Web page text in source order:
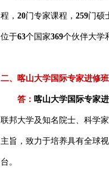
程， 20门专家课程， 259门硕
位于63个国家369个伙伴大学
二、喀山大学国际专家进修
答： 喀山大学国际专家
联邦大学及知名院士、科学
主旨，致力于培养具有全球
台。